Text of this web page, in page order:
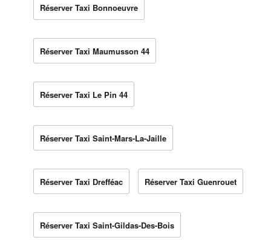
Réserver Taxi Bonnoeuvre
Réserver Taxi Maumusson 44
Réserver Taxi Le Pin 44
Réserver Taxi Saint-Mars-La-Jaille
Réserver Taxi Drefféac Réserver Taxi Guenrouet
Réserver Taxi Saint-Gildas-Des-Bois